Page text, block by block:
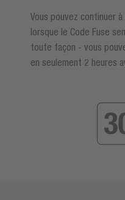
Vous pouvez continuer
lorsque le Code Fuse
toute façon - vous
en seulement 2 heures